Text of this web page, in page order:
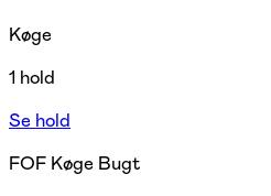
Køge
1 hold
Se hold
FOF Køge Bugt